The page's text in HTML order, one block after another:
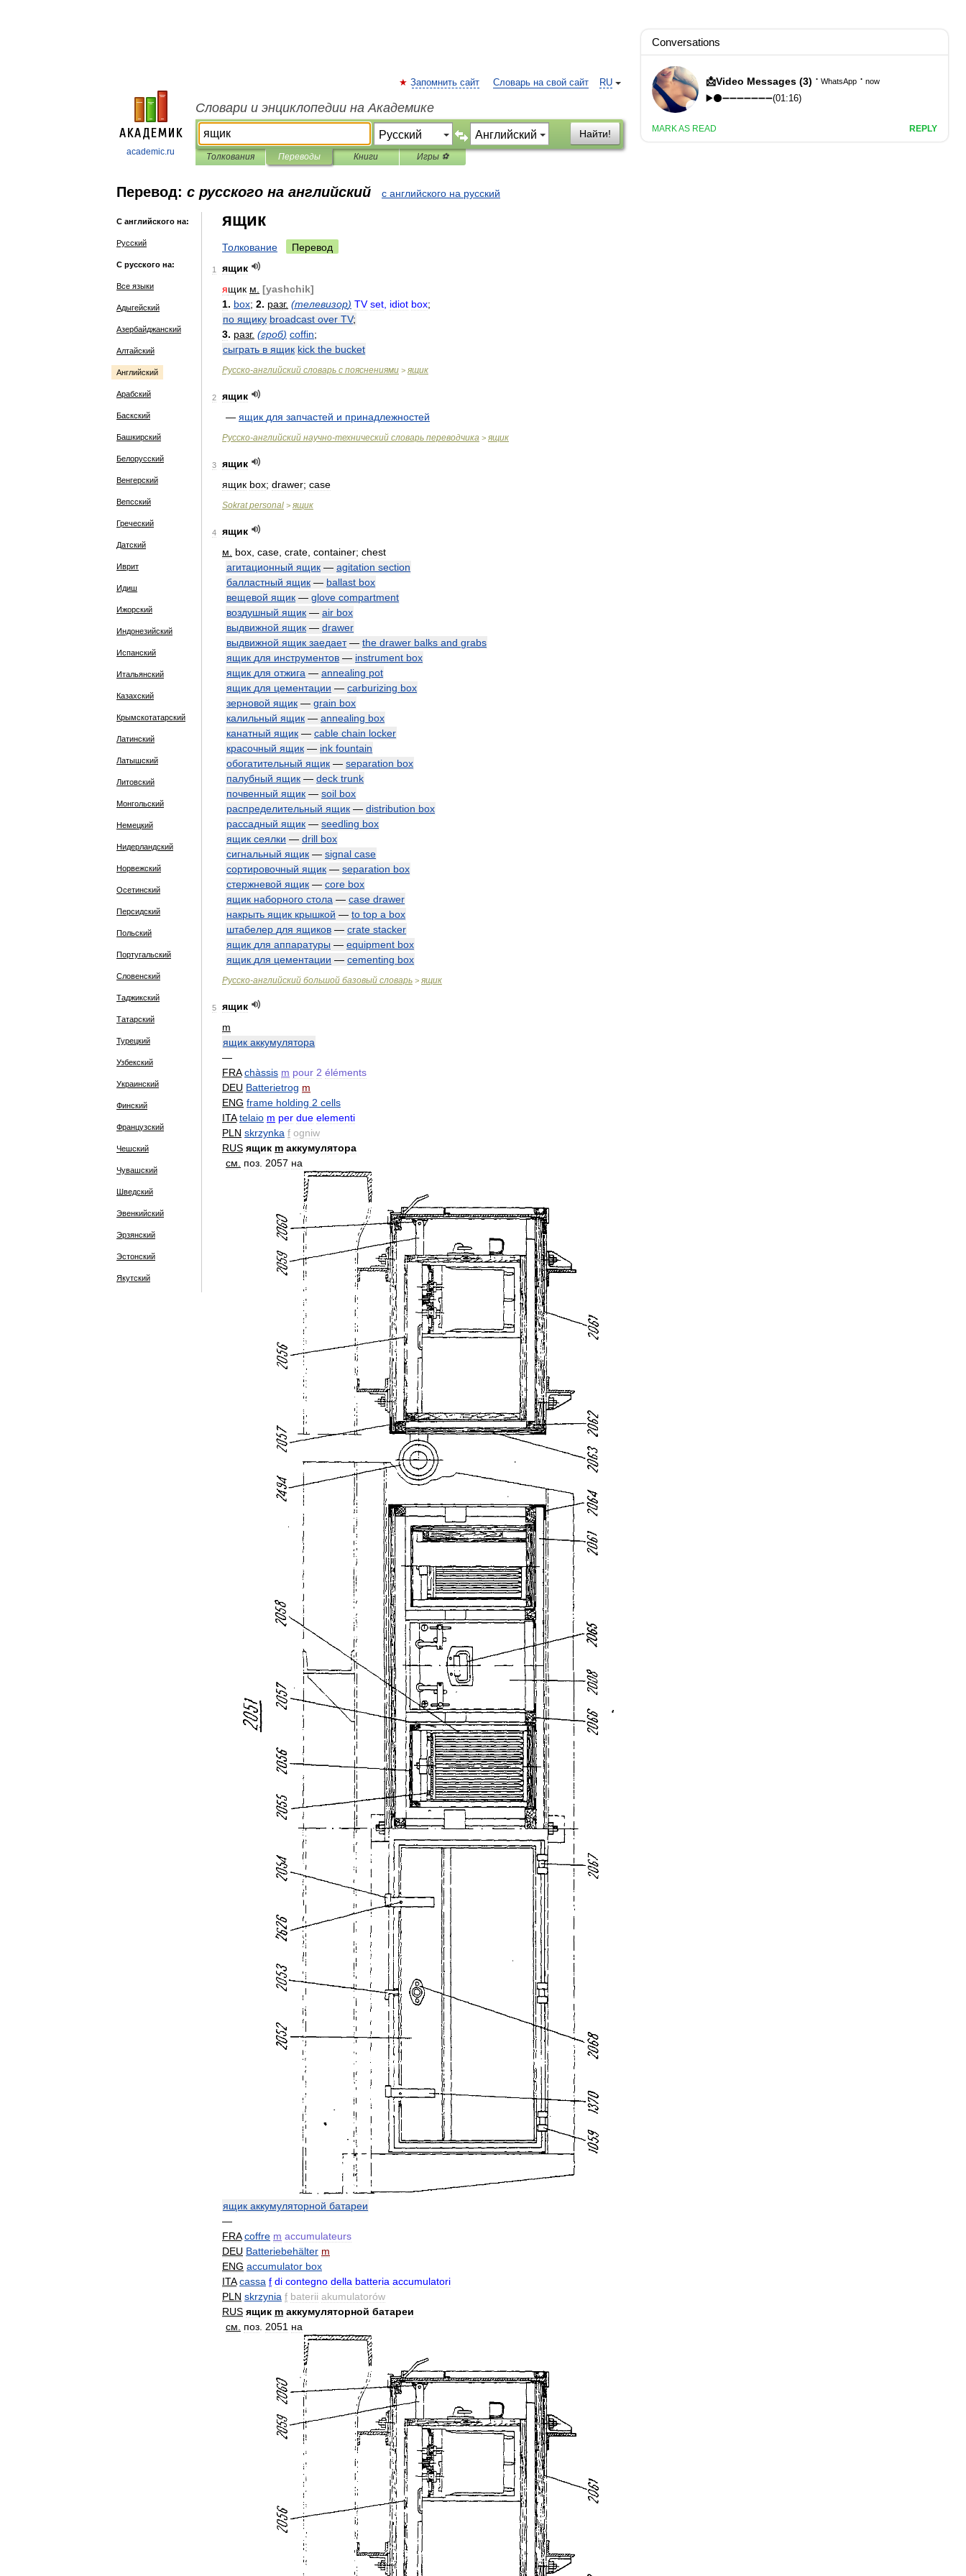
academic.ru
RU
Запомнить сайт Словарь на свой сайт
Словари и энциклопедии на Академике
Найти!
Толкования Переводы Книги Игры ⚽
Перевод: с русского на английский с английского на русский
С английского на:
Русский
С русского на:
Все языки
Адыгейский
Азербайджанский
Алтайский
Английский
Арабский
Баскский
Башкирский
Белорусский
Венгерский
Вепсский
Греческий
Датский
Иврит
Идиш
Ижорский
Индонезийский
Испанский
Итальянский
Казахский
Крымскотатарский
Латинский
Латышский
Литовский
Монгольский
Немецкий
Нидерландский
Норвежский
Осетинский
Персидский
Польский
Португальский
Словенский
Таджикский
Татарский
Турецкий
Узбекский
Украинский
Финский
Французский
Чешский
Чувашский
Шведский
Эвенкийский
Эрзянский
Эстонский
Якутский
ящик
Толкование Перевод
1
ящик
ящик м [yashchik]
1. box; 2. разг. (телевизор) TV set idiot box;
по ящику broadcast over TV;
3. разг. (гроб) coffin;
сыграть в ящик kick the bucket
Русско-английский словарь с пояснениями > ящик
2
ящик
— ящик для запчастей и принадлежностей
Русско-английский научно-технический словарь переводчика > ящик
3
ящик
ящик box; drawer; case
Sokrat personal > ящик
4
ящик
м
box case crate container; chest
агитационный ящик — agitation section
балластный ящик — ballast box
вещевой ящик — glove compartment
воздушный ящик — air box
выдвижной ящик — drawer
выдвижной ящик заедает— the drawer balks and grabs
ящик для инструментов — instrument box
ящик для отжига — annealing pot
ящик для цементации — carburizing box
зерновой ящик — grain box
калильный ящик — annealing box
канатный ящик — cable chain locker
красочный ящик — ink fountain
обогатительный ящик — separation box
палубный ящик — deck trunk
почвенный ящик — soil box
распределительный ящик — distribution box
рассадный ящик — seedling box
ящик сеялки — drill box
сигнальный ящик — signal case
сортировочный ящик — separation box
стержневой ящик — core box
ящик наборного стола — case drawer
накрыть ящик крышкой — to top a box
штабелер для ящиков — crate stacker
ящик для аппаратуры — equipment box
ящик для цементации — cementing box
Русско-английский большой базовый словарь > ящик
5
ящик
m
ящик аккумулятора
—
FRA chàssis m pour 2 éléments
DEU Batterietrog m
ENG frame holding 2 cells
ITA telaio m per due elementi
PLN skrzynka f ogniw
RUS ящик m аккумулятора
см
поз 2057 на
ящик аккумуляторной батареи
—
FRA coffre m accumulateurs
DEU Batteriebehälter m
ENG accumulator box
ITA cassa f di contegno della batteria accumulatori
PLN skrzynia f baterii akumulatorów
RUS ящик m аккумуляторной батареи
см
поз 2051 на